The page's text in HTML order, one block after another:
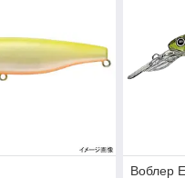
Воблер